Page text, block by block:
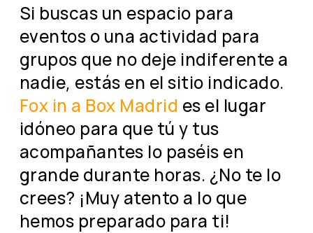
Si buscas un espacio para
eventos o una actividad para
grupos que no deje indiferente a
nadie, estás en el sitio indicado.
Fox in a Box Madrid es el lugar
idóneo para que tú y tus
acompañantes lo paséis en
grande durante horas. ¿No te lo
crees? ¡Muy atento a lo que
hemos preparado para ti!